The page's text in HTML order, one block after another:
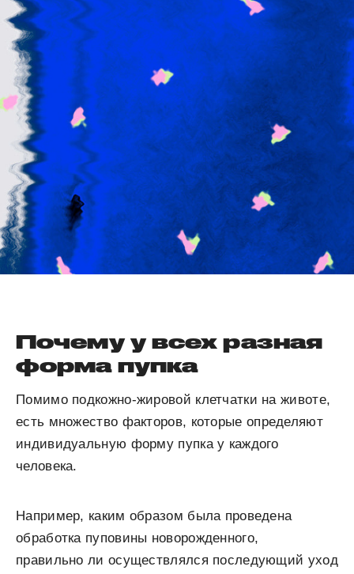
Почему у всех разная
форма пупка
Помимо подкожно-жировой клетчатки на животе,
есть множество факторов, которые определяют
индивидуальную форму пупка у каждого
человека.
Например, каким образом была проведена
обработка пуповины новорожденного,
правильно ли осуществлялся последующий уход